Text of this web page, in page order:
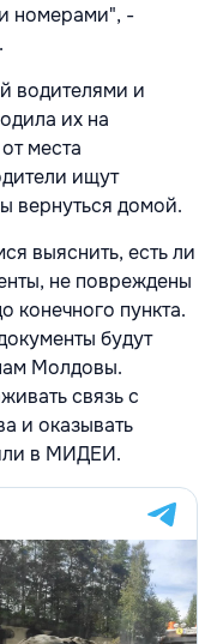
номерами", -
водителями и
их на
места
ищут
вернуться домой.
выяснить, есть ли
не повреждены
конечного пункта.
будут
Молдовы.
связь с
и оказывать
в МИДЕИ.